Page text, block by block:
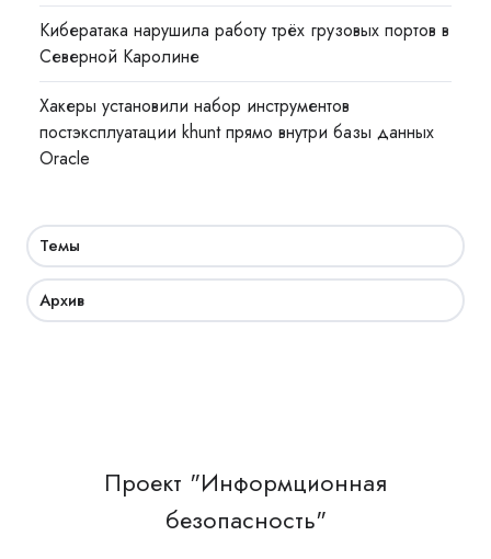
Кибератака нарушила работу трёх грузовых портов в
Северной Каролине
Хакеры установили набор инструментов
постэксплуатации khunt прямо внутри базы данных
Oracle
Темы
Архив
Проект "Информционная
безопасность"